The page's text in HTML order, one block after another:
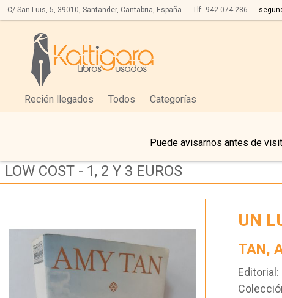
C/ San Luis, 5, 39010, Santander, Cantabria, España Tlf: 942 074 286
Recién llegados Todos Categorías
Puede avisarnos antes de
LOW COST - 1, 2 Y 3 EUROS
UN
TAN,
Editorial: